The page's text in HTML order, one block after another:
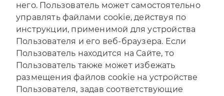
него. Пользователь может самостоятельно
управлять файлами cookie, действуя по
инструкции, применимой для устройства
Пользователя и его веб-браузера. Если
Пользователь находится на Сайте, то
Пользователь также может избежать
размещения файлов cookie на устройстве
Пользователя, задав соответствующие